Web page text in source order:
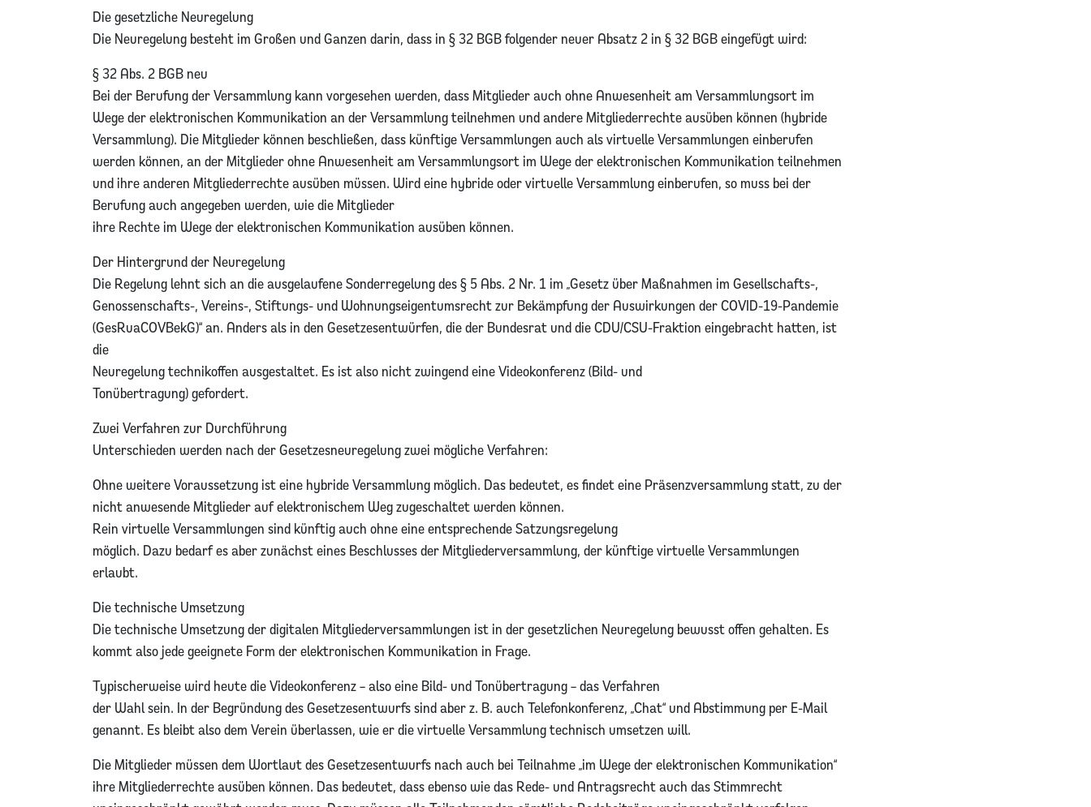
Die gesetzliche Neuregelung
Die Neuregelung besteht im Großen und Ganzen darin, dass in § 32 BGB folgender neuer Absatz 2 in § 32 BGB eingefügt wird:
§ 32 Abs. 2 BGB neu
Bei der Berufung der Versammlung kann vorgesehen werden, dass Mitglieder auch ohne Anwesenheit am Versammlungsort im
Wege der elektronischen Kommunikation an der Versammlung teilnehmen und andere Mitgliederrechte ausüben können (hybride
Versammlung). Die Mitglieder können beschließen, dass künftige Versammlungen auch als virtuelle Versammlungen einberufen
werden können, an der Mitglieder ohne Anwesenheit am Versammlungsort im Wege der elektronischen Kommunikation teilnehmen
und ihre anderen Mitgliederrechte ausüben müssen. Wird eine hybride oder virtuelle Versammlung einberufen, so muss bei der
Berufung auch angegeben werden, wie die Mitglieder
ihre Rechte im Wege der elektronischen Kommunikation ausüben können.
Der Hintergrund der Neuregelung
Die Regelung lehnt sich an die ausgelaufene Sonderregelung des § 5 Abs. 2 Nr. 1 im „Gesetz über Maßnahmen im Gesellschafts-,
Genossenschafts-, Vereins-, Stiftungs- und Wohnungseigentumsrecht zur Bekämpfung der Auswirkungen der COVID-19-Pandemie
(GesRuaCOVBekG)“ an. Anders als in den Gesetzesentwürfen, die der Bundesrat und die CDU/CSU-Fraktion eingebracht hatten, ist
die
Neuregelung technikoffen ausgestaltet. Es ist also nicht zwingend eine Videokonferenz (Bild- und
Tonübertragung) gefordert.
Zwei Verfahren zur Durchführung
Unterschieden werden nach der Gesetzesneuregelung zwei mögliche Verfahren:
Ohne weitere Voraussetzung ist eine hybride Versammlung möglich. Das bedeutet, es findet eine Präsenzversammlung statt, zu der
nicht anwesende Mitglieder auf elektronischem Weg zugeschaltet werden können.
Rein virtuelle Versammlungen sind künftig auch ohne eine entsprechende Satzungsregelung
möglich. Dazu bedarf es aber zunächst eines Beschlusses der Mitgliederversammlung, der künftige virtuelle Versammlungen
erlaubt.
Die technische Umsetzung
Die technische Umsetzung der digitalen Mitgliederversammlungen ist in der gesetzlichen Neuregelung bewusst offen gehalten. Es
kommt also jede geeignete Form der elektronischen Kommunikation in Frage.
Typischerweise wird heute die Videokonferenz – also eine Bild- und Tonübertragung – das Verfahren
der Wahl sein. In der Begründung des Gesetzesentwurfs sind aber z. B. auch Telefonkonferenz, „Chat“ und Abstimmung per E-Mail
genannt. Es bleibt also dem Verein überlassen, wie er die virtuelle Versammlung technisch umsetzen will.
Die Mitglieder müssen dem Wortlaut des Gesetzesentwurfs nach auch bei Teilnahme „im Wege der elektronischen Kommunikation“
ihre Mitgliederrechte ausüben können. Das bedeutet, dass ebenso wie das Rede- und Antragsrecht auch das Stimmrecht